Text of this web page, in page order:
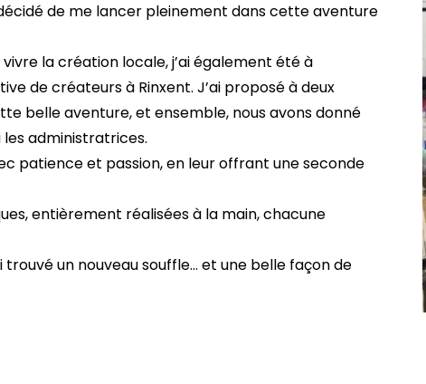
de me lancer pleinement dans cette aventure
la création locale, j’ai également été à
de créateurs à Rinxent. J’ai proposé à deux
belle aventure, et ensemble, nous avons donné
les administratrices.
patience et passion, en leur offrant une seconde
entièrement réalisées à la main, chacune
un nouveau souffle… et une belle façon de